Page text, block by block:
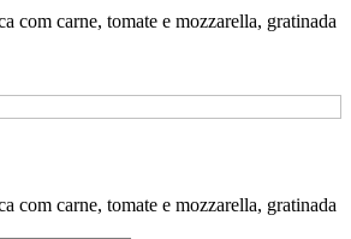
com carne, tomate e mozzarella, gratinada
com carne, tomate e mozzarella, gratinada